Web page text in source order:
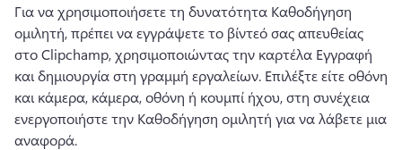
Για να χρησιμοποιήσετε τη δυνατότητα Καθοδήγηση
ομιλητή, πρέπει να εγγράψετε το βίντεό σας απευθείας
στο Clipchamp, χρησιμοποιώντας την καρτέλα Εγγραφή
και δημιουργία στη γραμμή εργαλείων. Επιλέξτε είτε οθόνη
ενεργοποιήστε την Καθοδήγηση ομιλητή για να λάβετε μια
αναφορά.